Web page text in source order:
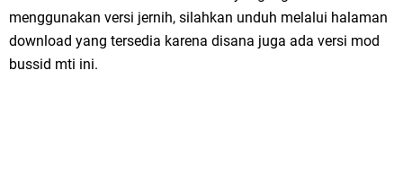
menggunakan versi jernih, silahkan unduh melalui halaman
download yang tersedia karena disana juga ada versi mod
bussid mti ini.